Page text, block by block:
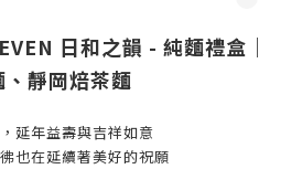
日和之韻 - 純麵禮盒｜
靜岡焙茶麵
延年益壽與吉祥如意
也在延續著美好的祝願